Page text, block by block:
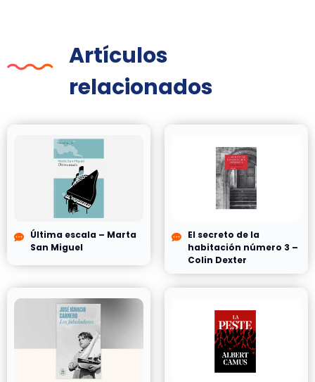
Artículos
relacionados
Última escala – Marta
San Miguel
El secreto de la
habitación número 3 –
Colin Dexter